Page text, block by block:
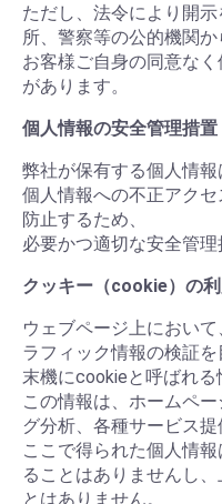
ただし、法令により開
所、警察等の公的機関か
お客様ご自身の同意な
があります。
個人情報の安全管理措置
弊社が保有する個人情報
個人情報への不正アク
防止するため、
必要かつ適切な安全管理
クッキー（cookie）の
ウェブページ上におい
ラフィック情報の検証
末機にcookieと呼ばれる
この情報は、ホームペ
グ分析、各種サービス
ここで得られた個人情
ることはありませんし
とはありません。